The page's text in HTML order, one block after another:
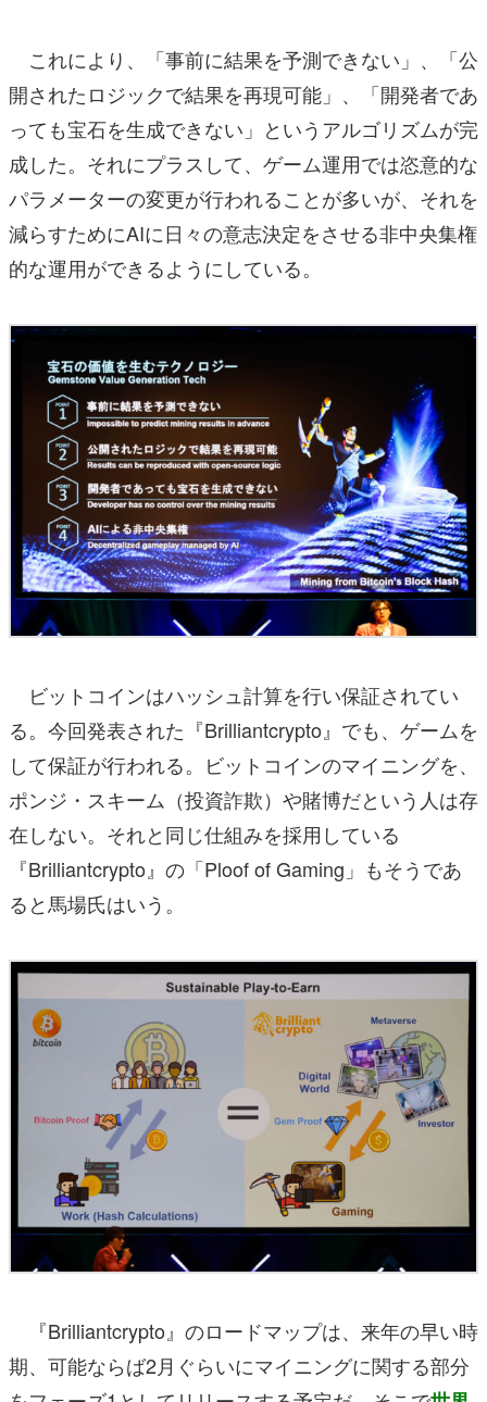
これにより、「事前に結果を予測できない」、「公
開されたロジックで結果を再現可能」、「開発者であ
っても宝石を生成できない」というアルゴリズムが完
成した。それにプラスして、ゲーム運用では恣意的な
パラメーターの変更が行われることが多いが、それを
減らすためにAIに日々の意志決定をさせる非中央集権
的な運用ができるようにしている。
ビットコインはハッシュ計算を行い保証されてい
る。今回発表された『Brilliantcrypto』でも、ゲームを
して保証が行われる。ビットコインのマイニングを、
ポンジ・スキーム（投資詐欺）や賭博だという人は存
在しない。それと同じ仕組みを採用している
『Brilliantcrypto』の「Ploof of Gaming」もそうであ
ると馬場氏はいう。
『Brilliantcrypto』のロードマップは、来年の早い時
期、可能ならば2月ぐらいにマイニングに関する部分